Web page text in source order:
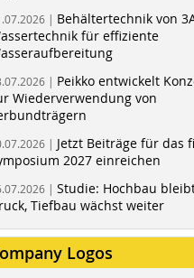
| Behältertechnik von
für effiziente
| Peikko entwickelt
Wiederverwendung von
| Jetzt Beiträge für das
2027 einreichen
| Studie: Hochbau
Tiefbau wächst weiter
Logos